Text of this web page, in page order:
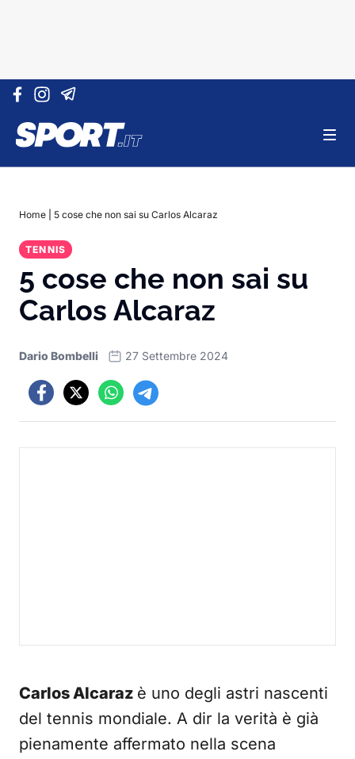
Vai al contenuto
Home 5 cose che non sai su Carlos Alcaraz
TENNIS
5 cose che non sai su
Carlos Alcaraz
Dario Bombelli 27 Settembre 2024
Carlos Alcaraz è uno degli astri nascenti
del tennis mondiale. A dir la verità è già
pienamente affermato nella scena